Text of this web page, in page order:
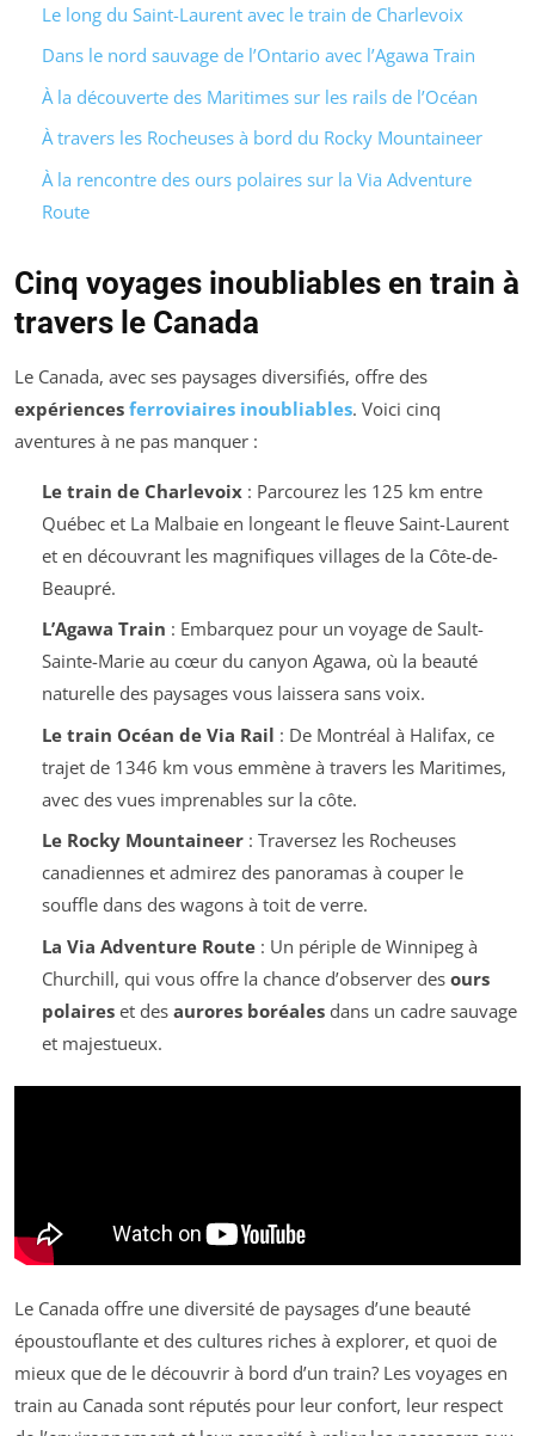
Le long du Saint-Laurent avec le train de Charlevoix
Dans le nord sauvage de l’Ontario avec l’Agawa Train
À la découverte des Maritimes sur les rails de l’Océan
À travers les Rocheuses à bord du Rocky Mountaineer
À la rencontre des ours polaires sur la Via Adventure
Route
Cinq voyages inoubliables en train à
travers le Canada
Le Canada, avec ses paysages diversifiés, offre des
expériences ferroviaires inoubliables. Voici cinq
aventures à ne pas manquer :
Le train de Charlevoix: Parcourez les 125 km entre
Québec et La Malbaie en longeant le fleuve Saint-Laurent
et en découvrant les magnifiques villages de la Côte-de-
Beaupré.
L’Agawa Train : Embarquez pour un voyage de Sault-
Sainte-Marie au cœur du canyon Agawa, où la beauté
naturelle des paysages vous laissera sans voix.
Le train Océan de Via Rail : De Montréal à Halifax, ce
trajet de 1346 km vous emmène à travers les Maritimes,
avec des vues imprenables sur la côte.
Le Rocky Mountaineer: Traversez les Rocheuses
canadiennes et admirez des panoramas à couper le
souffle dans des wagons à toit de verre.
La Via Adventure Route: Un périple de Winnipeg à
Churchill, qui vous offre la chance d’observer des ours
polaireset des aurores boréalesdans un cadre sauvage
et majestueux.
Le Canada offre une diversité de paysages d’une beauté
époustouflante et des cultures riches à explorer, et quoi de
mieux que de le découvrir à bord d’un train? Les voyages en
train au Canada sont réputés pour leur confort, leur respect